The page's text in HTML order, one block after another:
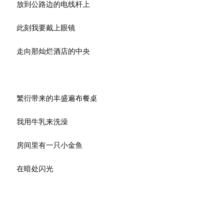
放到公路边的电线杆上
此刻我要戴上眼镜
走向那灿烂酒店的中央
繁衍带来的丰盛遍布餐桌
我用牛乳来洗澡
房间里有一只小金鱼
在暗处闪光